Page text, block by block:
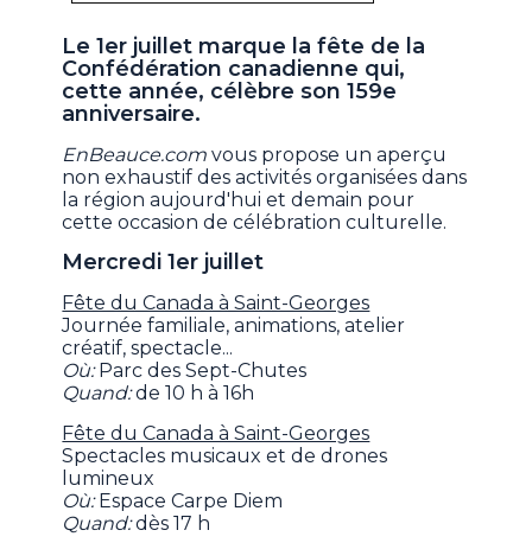
Le 1er juillet marque la fête de la
Confédération canadienne qui,
cette année, célèbre son 159e
anniversaire.
EnBeauce.com vous propose un aperçu
non exhaustif des activités organisées dans
la région aujourd'hui et demain pour
cette occasion de célébration culturelle.
Mercredi 1er juillet
Fête du Canada à Saint-Georges
Journée familiale, animations, atelier
créatif, spectacle...
Où:Parc des Sept-Chutes
Quand:de 10 h à 16h
Fête du Canada à Saint-Georges
Spectacles musicaux et de drones
lumineux
Où:Espace Carpe Diem
Quand:dès 17 h